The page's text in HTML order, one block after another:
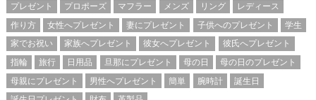
プレゼント
プロポーズ マフラー メンズ リング
レディース
作り方
女性へプレゼント 妻にプレゼント 子供へのプレゼント
学生
家でお祝い
家族へプレゼント 彼女へプレゼント
彼氏へプレゼント
指輪
旅行 日用品 旦那にプレゼント 母の日
母の日のプレゼント
母親にプレゼント
男性へプレゼント 簡単 腕時計
誕生日